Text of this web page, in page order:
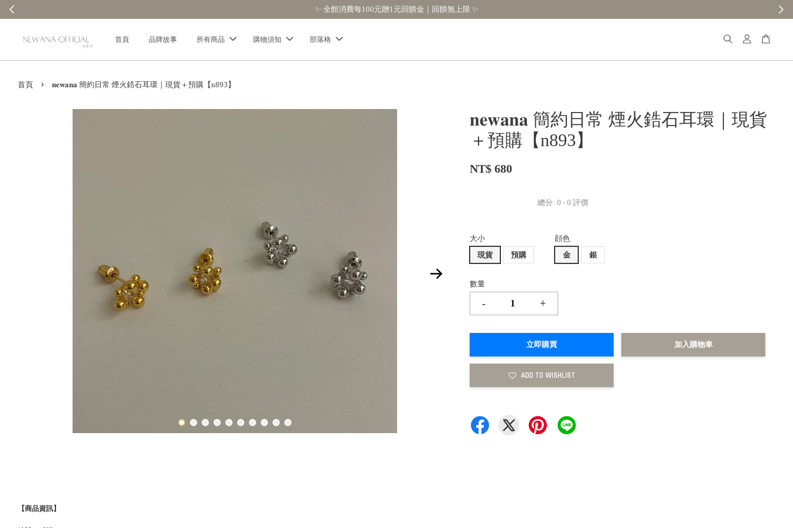
✨ 全館消費每100元贈1元回饋金｜回饋無上限 ✨
首頁 品牌故事 所有商品 購物須知 部落格
首頁 › 𝐧𝐞𝐰𝐚𝐧𝐚 簡約日常 煙火鋯石耳環｜現貨＋預購【n893】
𝐧𝐞𝐰𝐚𝐧𝐚 簡約日常 煙火鋯石耳環｜現貨
＋預購【n893】
NT$ 680
總分:0 -0 評價
大小
現貨
預購
顔色
金
銀
數量
- +
立即購買 加入購物車
ADD TO WISHLIST
【商品資訊】